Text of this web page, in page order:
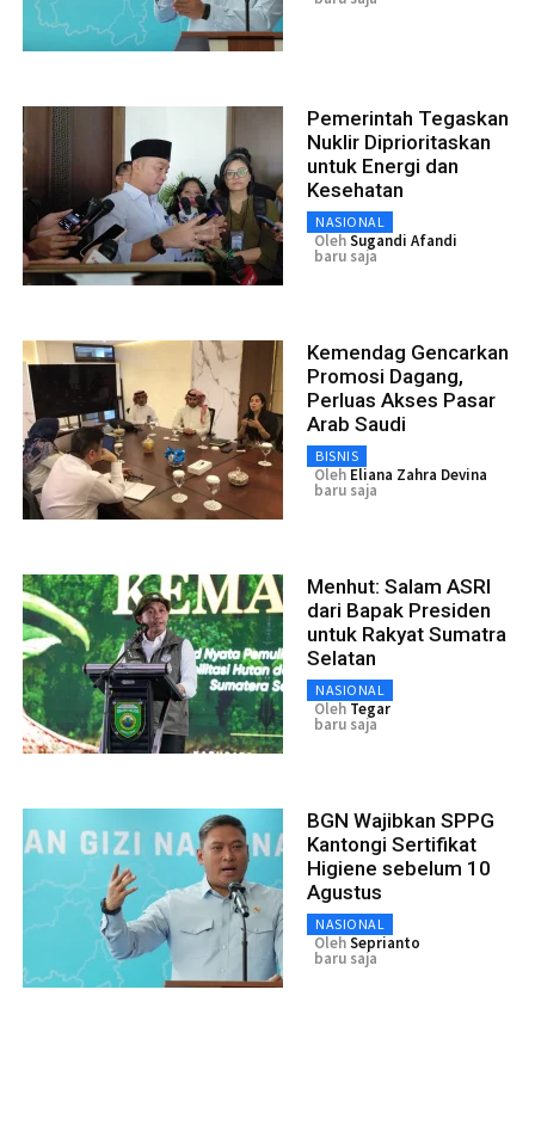
Pemerintah Tegaskan
Nuklir Diprioritaskan
untuk Energi dan
Kesehatan
NASIONAL
OlehSugandi Afandi
baru saja
Kemendag Gencarkan
Promosi Dagang,
Perluas Akses Pasar
Arab Saudi
BISNIS
Oleh Eliana Zahra Devina
baru saja
Menhut: Salam ASRI
dari Bapak Presiden
untuk Rakyat Sumatra
Selatan
NASIONAL
Oleh Tegar
baru saja
BGN Wajibkan SPPG
Kantongi Sertifikat
Higiene sebelum 10
Agustus
NASIONAL
OlehSeprianto
baru saja